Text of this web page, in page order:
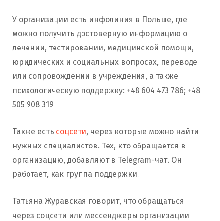
У организации есть инфолиния в Польше, где
можно получить достоверную информацию о
лечении, тестировании, медицинской помощи,
юридических и социальных вопросах, переводе
или сопровождении в учреждения, а также
психологическую поддержку: +48 604 473 786; +48
505 908 319
Также есть соцсети, через которые можно найти
нужных специалистов. Тех, кто обращается в
организацию, добавляют в Telegram-чат. Он
работает, как группа поддержки.
Татьяна Журавская говорит, что обращаться
через соцсети или мессенджеры организации